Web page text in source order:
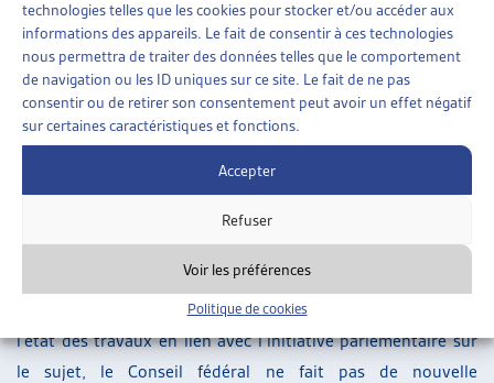
technologies telles que les cookies pour stocker et/ou accéder aux
informations des appareils. Le fait de consentir à ces technologies
nous permettra de traiter des données telles que le comportement
de navigation ou les ID uniques sur ce site. Le fait de ne pas
consentir ou de retirer son consentement peut avoir un effet négatif
sur certaines caractéristiques et fonctions.
Accepter
Refuser
Voir les préférences
Politique de cookies
ou dans un établissement médico-social (valant création d’un
nouveau domicile) entraîne la compétence en matière de
financement résiduel du canton où se situe l’établissement »
Tribunal fédéral a alors indiqué que« jusqu’à l’entrée en
vigueur d’une réglementation de droit fédéral, la compétence
en matière de financement résiduel dans les rapports
intercantonaux se détermine selon le principe du domicile »
Dans son rapport, le Conseil fédéral indique qu’une solution
analogue aux PC garantirait plus de clarté. Etant donné
l’état des travaux en lien avec l’initiative parlementaire sur
le sujet, le Conseil fédéral ne fait pas de nouvelle